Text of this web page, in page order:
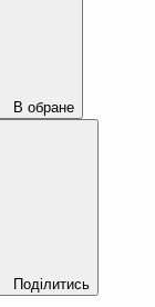
В обране
Поділитись